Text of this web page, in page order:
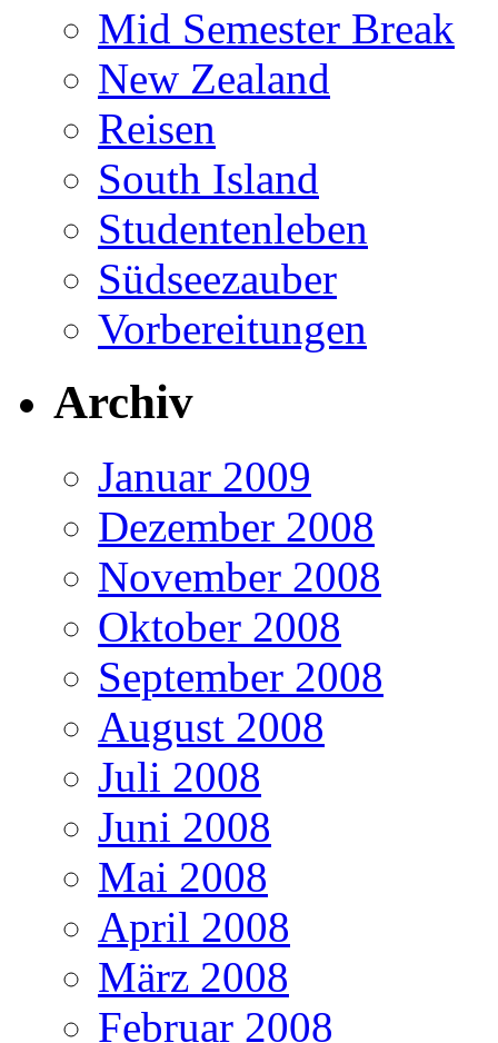
Mid Semester Break
New Zealand
Reisen
South Island
Studentenleben
Südseezauber
Vorbereitungen
Archiv
Januar 2009
Dezember 2008
November 2008
Oktober 2008
September 2008
August 2008
Juli 2008
Juni 2008
Mai 2008
April 2008
März 2008
Februar 2008